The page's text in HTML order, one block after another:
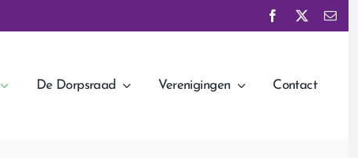
De Dorpsraad Verenigingen Contact